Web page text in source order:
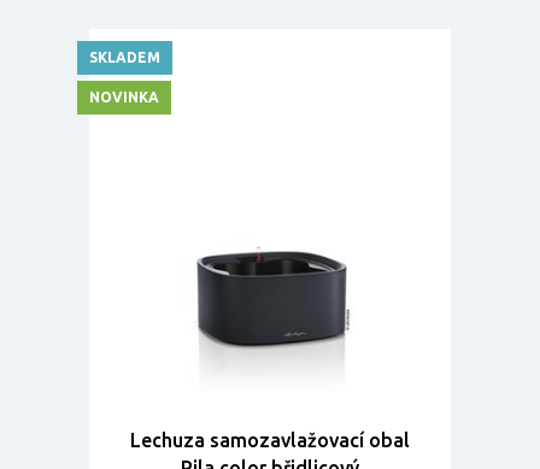
Lechuza samozavlažovací obal
SKLADEM
NOVINKA